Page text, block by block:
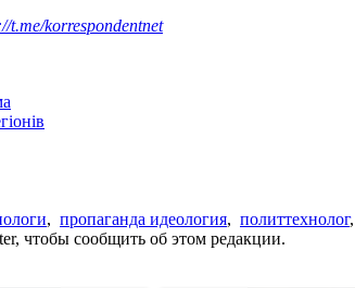
t.me/korrespondentnet
, пропаганда идеология, политтехнолог,
чтобы сообщить об этом редакции.